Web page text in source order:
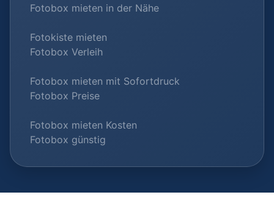
Fotobox mieten in der Nähe
Fotokiste mieten
Fotobox Verleih
Fotobox mieten mit Sofortdruck
Fotobox Preise
Fotobox mieten Kosten
Fotobox günstig